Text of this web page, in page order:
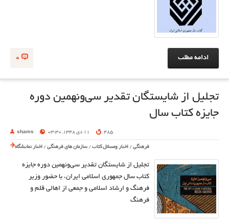
0 ادامه مطلب
تجلیل از شایستگان تقدیر سی‌ونهمین دوره
جایزه کتاب سال
shams 11 دی 1348, 03:30 485
فرهنگی / اخبار ومسائل کتاب / سازمان های فرهنگی / اخبار نمایشگاه
تجلیل از شایستگان تقدیر سی‌ونهمین دوره جایزه
کتاب سال جمهوری اسلامی ایران، با حضور وزیر
فرهنگ و ارشاد اسلامی و جمعی از اهالی قلم و
فرهنگ